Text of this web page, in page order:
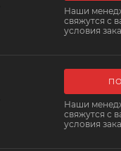
Наши
свяжутся с
условия
Наши
свяжутся с
условия